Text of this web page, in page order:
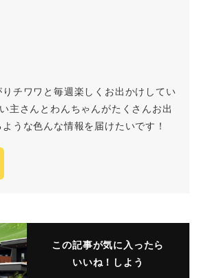
チワワと毎週楽しくお出かけしてい
主さんとわんちゃんがたくさんお出
うな色んな情報を届けたいです！
この記事が気に入ったら
いいね！しよう